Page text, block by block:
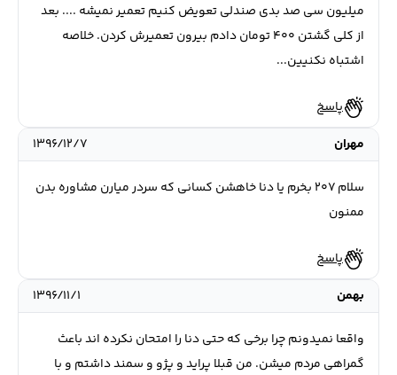
میلیون سی صد بدی صندلی تعویض کنیم تعمیر نمیشه .... بعد
از کلی گشتن ۴۰۰ تومان دادم بیرون تعمیرش کردن. خلاصه
اشتباه نکنیین...
پاسخ
مهران
۱۳۹۶/۱۲/۷
سلام ۲۰۷ بخرم یا دنا خاهشن کسانی که سردر میارن مشاوره بدن
ممنون
پاسخ
بهمن
۱۳۹۶/۱۱/۱
واقعا نمیدونم چرا برخی که حتی دنا را امتحان نکرده اند باعث
گمراهی مردم میشن. من قبلا پراید و پژو و سمند داشتم و با